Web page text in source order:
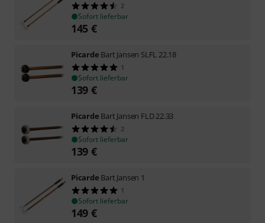
2
Sofort lieferbar
145 €
Picarde Bart Jansen SLFL 22.18
1
Sofort lieferbar
139 €
Picarde Bart Jansen FLD 22.33
2
Sofort lieferbar
139 €
Picarde Bart Jansen 1
1
Sofort lieferbar
149 €